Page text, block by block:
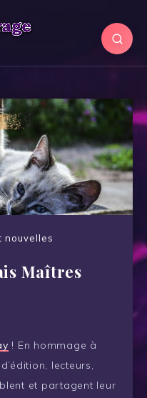
nouvelles
Maîtres
! En hommage à
lecteurs,
et partagent leur